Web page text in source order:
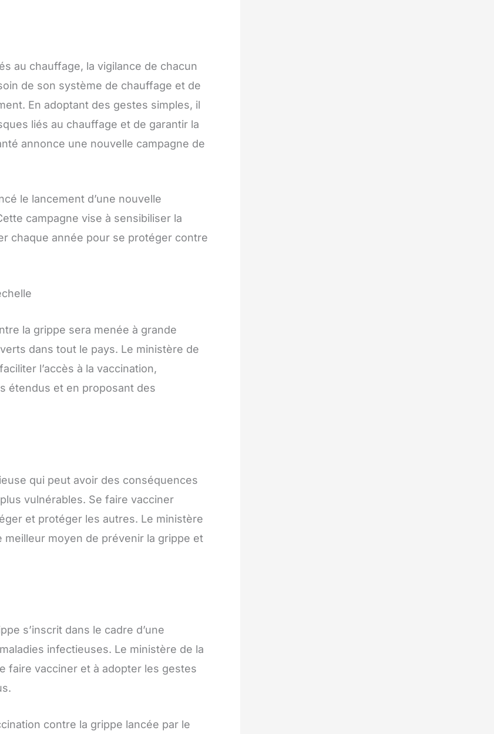
au chauffage, la vigilance de chacun
de son système de chauffage et de
En adoptant des gestes simples, il
liés au chauffage et de garantir la
annonce une nouvelle campagne de
le lancement d’une nouvelle
campagne vise à sensibiliser la
chaque année pour se protéger contre
la grippe sera menée à grande
dans tout le pays. Le ministère de
l’accès à la vaccination,
étendus et en proposant des
qui peut avoir des conséquences
vulnérables. Se faire vacciner
et protéger les autres. Le ministère
meilleur moyen de prévenir la grippe et
s’inscrit dans le cadre d’une
infectieuses. Le ministère de la
faire vacciner et à adopter les gestes
contre la grippe lancée par le